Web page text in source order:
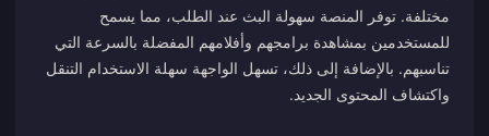
مختلفة. توفر المنصة سهولة البث عند الطلب، مما يسمح
للمستخدمين بمشاهدة برامجهم وأفلامهم المفضلة بالسرعة التي
تناسبهم. بالإضافة إلى ذلك، تسهل الواجهة سهلة الاستخدام التنقل